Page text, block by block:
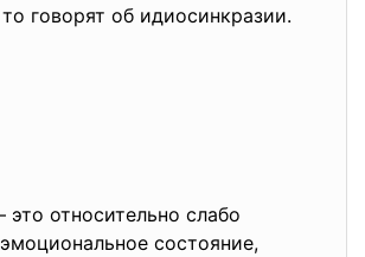
говорят об идиосинкразии.
это относительно слабо
состояние,